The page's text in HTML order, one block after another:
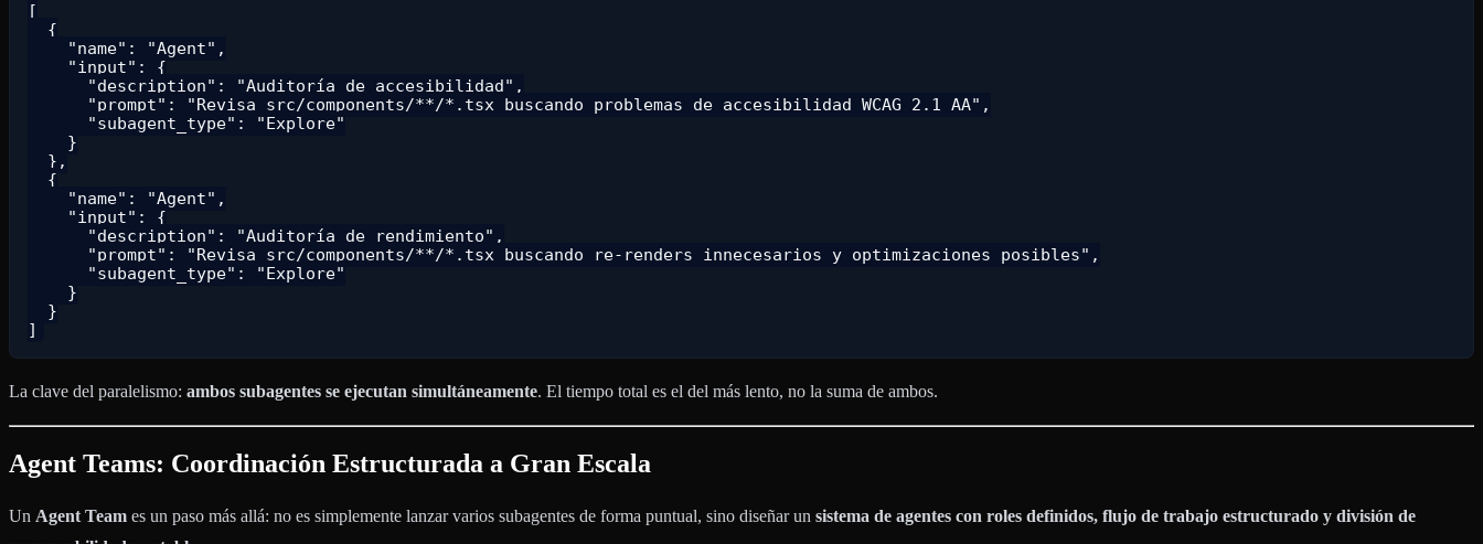
[
  {
    "name": "Agent",
    "input": {
      "description": "Auditoría de accesibilidad",
      "prompt": "Revisa src/components/**/*.tsx buscando problemas de accesibilidad WCAG 2.1 AA",
      "subagent_type": "Explore"
    }
  },
  {
    "name": "Agent",
    "input": {
      "description": "Auditoría de rendimiento",
      "prompt": "Revisa src/components/**/*.tsx buscando re-renders innecesarios y optimizaciones posibles",
      "subagent_type": "Explore"
    }
  }
La clave del paralelismo: ambos subagentes se ejecutan simultáneamente. El tiempo total es el del más lento, no la suma de ambos.
Agent Teams: Coordinación Estructurada a Gran Escala
Un Agent Team es un paso más allá: no es simplemente lanzar varios subagentes de forma puntual, sino diseñar un sistema de agentes con roles definidos, flujo de trabajo estructurado y división de